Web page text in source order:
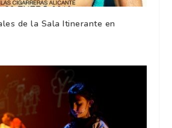
de la Sala Itinerante en